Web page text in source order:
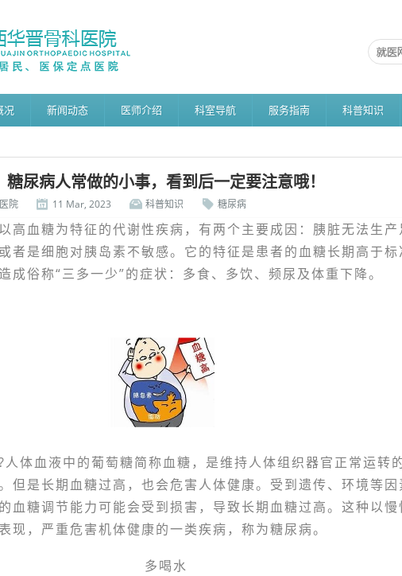
况 新闻动态 医师介绍 科室导航 服务指南 科普知识
糖尿病人常做的小事，看到后一定要注意哦！
院 11 Mar, 2023 科普知识 糖尿病
高血糖为特征的代谢性疾病，有两个主要成因：胰脏无法生产
者是细胞对胰岛素不敏感。它的特征是患者的血糖长期高于标
成俗称“三多一少”的症状：多食、多饮、频尿及体重下降。
人体血液中的葡萄糖简称血糖，是维持人体组织器官正常运转
但是长期血糖过高，也会危害人体健康。受到遗传、环境等因
血糖调节能力可能会受到损害，导致长期血糖过高。这种以慢
现，严重危害机体健康的一类疾病，称为糖尿病。
多喝水